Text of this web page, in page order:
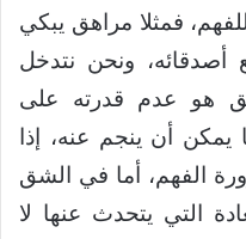
فمثلا مراهق يبكي
أصدقائه، ونحن نتدخل
هو عدم قدرته على
يمكن أن ينجم عنه، إذا
الفهم، أما في الشق
التي يتحدث عنها لا